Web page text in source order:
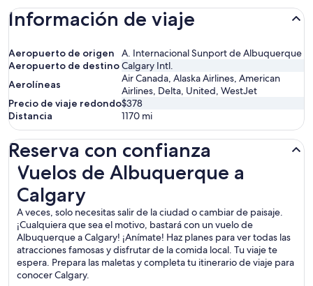
Información de viaje
Aeropuerto de origen
A. Internacional Sunport de Albuquerque
Aeropuerto de destinoCalgary Intl.
Aerolíneas
Air Canada, Alaska Airlines, American
Airlines, Delta, United, WestJet
Precio de viaje redondo$378
Distancia
1170 mi
Reserva con confianza
Vuelos de Albuquerque a
Calgary
A veces, solo necesitas salir de la ciudad o cambiar de paisaje.
¡Cualquiera que sea el motivo, bastará con un vuelo de
Albuquerque a Calgary! ¡Anímate! Haz planes para ver todas las
atracciones famosas y disfrutar de la comida local. Tu viaje te
espera. Prepara las maletas y completa tu itinerario de viaje para
conocer Calgary.
Vuelos de Albuquerque a Calgary